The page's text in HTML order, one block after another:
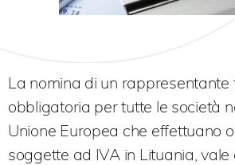
La nomina di un rappresentante
obbligatoria per tutte le società
Unione Europea che effettuano
soggette ad IVA in Lituania, vale